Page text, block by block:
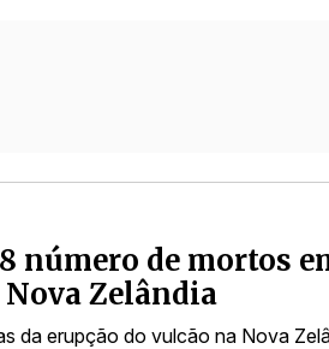
número de mortos
Zelândia
da erupção do vulcão na Nova